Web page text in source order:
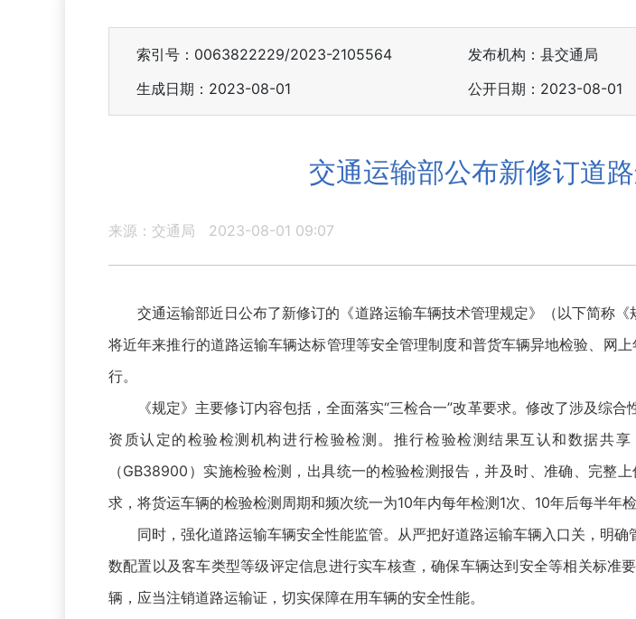
索引号：0063822229/2023-2105564 发布机构：县交通局
生成日期：2023-08-01
公开日期：2023-08-01
交通运输部公布新修订道
来源：交通局 2023-08-01 09:07
交通运输部近日公布了新修订的《道路运输车辆技术管理规定》（以下简称《
将近年来推行的道路运输车辆达标管理等安全管理制度和普货车辆异地检验、网
行。
《规定》主要修订内容包括，全面落实“三检合一”改革要求。修改了涉及综合
资质认定的检验检测机构进行检验检测。推行检验检测结果互认和数据共
（GB38900）实施检验检测，出具统一的检验检测报告，并及时、准确、完整
求，将货运车辆的检验检测周期和频次统一为10年内每年检测1次、10年后每半年检
同时，强化道路运输车辆安全性能监管。从严把好道路运输车辆入口关，明确
数配置以及客车类型等级评定信息进行实车核查，确保车辆达到安全等相关标
辆，应当注销道路运输证，切实保障在用车辆的安全性能。